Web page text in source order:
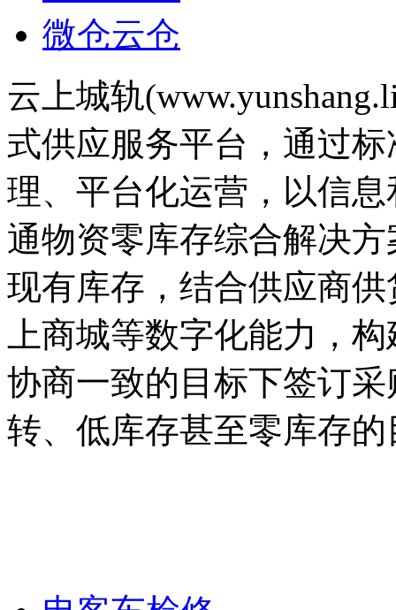
微仓云仓
云上城轨
式供应服务平台，通过
理、平台化运营，以信
通物资零库存综合解决
现有库存，结合供应商
上商城等数字化能力，
协商一致的目标下签订
转、低库存甚至零库存的